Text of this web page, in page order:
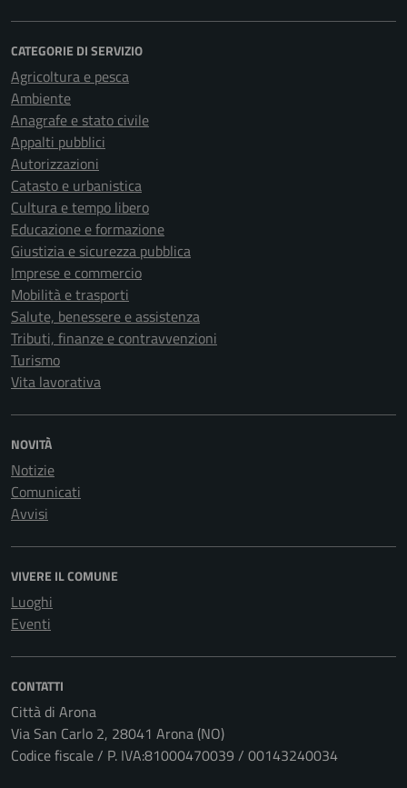
CATEGORIE DI SERVIZIO
Agricoltura e pesca
Ambiente
Anagrafe e stato civile
Appalti pubblici
Autorizzazioni
Catasto e urbanistica
Cultura e tempo libero
Educazione e formazione
Giustizia e sicurezza pubblica
Imprese e commercio
Mobilità e trasporti
Salute, benessere e assistenza
Tributi, finanze e contravvenzioni
Turismo
Vita lavorativa
NOVITÀ
Notizie
Comunicati
Avvisi
VIVERE IL COMUNE
Luoghi
Eventi
CONTATTI
Città di Arona
Via San Carlo 2, 28041 Arona (NO)
Codice fiscale / P. IVA:81000470039 / 00143240034